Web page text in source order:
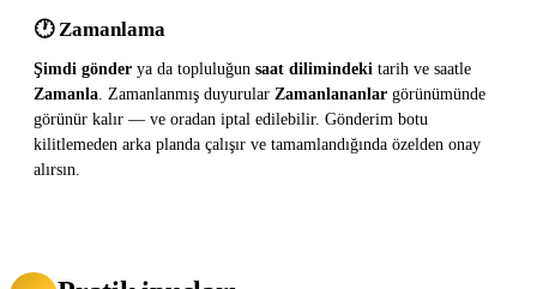
🕐 Zamanlama
Şimdi gönder ya da topluluğun saat dilimindeki tarih ve saatle
Zamanla . Zamanlanmış duyurular Zamanlananlar görünümünde
görünür kalır — ve oradan iptal edilebilir. Gönderim botu
kilitlemeden arka planda çalışır ve tamamlandığında özelden onay
alırsın.